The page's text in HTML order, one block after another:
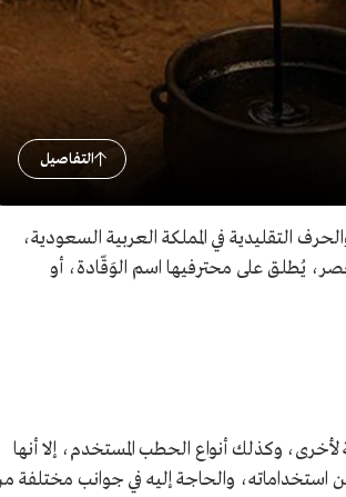
التفاصيل
التقليدية في المملكة العربية السعودية،
يُطلق على محترفيها اسم الوَقّادة، أو
وكذلك أنواع الحطب المستخدم، إلا أنها
استخداماته، والحاجة إليه في جوانب مختلفة